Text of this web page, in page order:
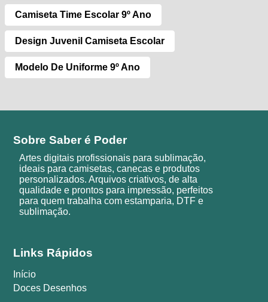
Camiseta Time Escolar 9º Ano
Design Juvenil Camiseta Escolar
Modelo De Uniforme 9º Ano
Sobre Saber é Poder
Artes digitais profissionais para sublimação,
ideais para camisetas, canecas e produtos
personalizados. Arquivos criativos, de alta
qualidade e prontos para impressão, perfeitos
para quem trabalha com estamparia, DTF e
sublimação.
Links Rápidos
Início
Doces Desenhos